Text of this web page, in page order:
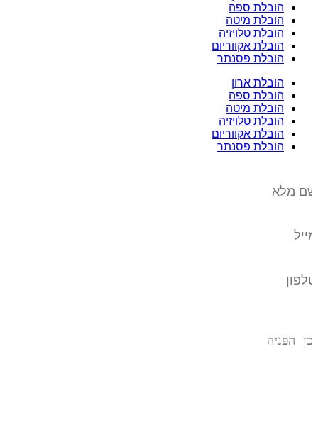
הובלת ספה
הובלת מיטה
הובלת טלויזיה
הובלת אקווריום
הובלת פסנתר
הובלת ארון
הובלת ספה
הובלת מיטה
הובלת טלויזיה
הובלת אקווריום
הובלת פסנתר